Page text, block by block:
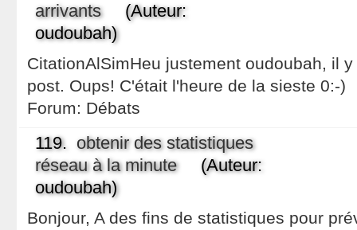
arrivants
(Auteur:
oudoubah)
CitationAlSimHeu justement oudoubah, il
post. Oups! C'était l'heure de la sieste 0:-)
Forum: Débats
119. obtenir des statistiques
réseau à la minute(Auteur:
oudoubah)
Bonjour, A des fins de statistiques pour